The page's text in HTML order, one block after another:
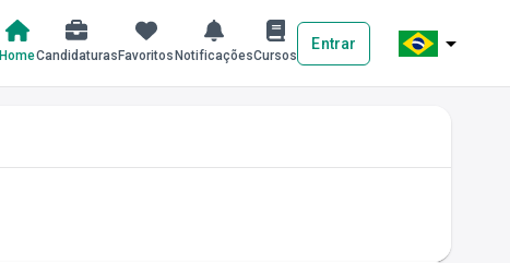
HomeCandidaturas Favoritos NotificaçõesCursos
Entrar arrow_drop_down